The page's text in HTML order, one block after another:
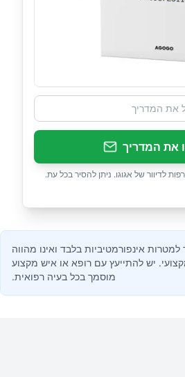
את המדריך
לדיוור של אגוגו. ניתן להסיר בכל עת.
אינפורמטיביות בלבד ואינו מהווה
יש להתייעץ עם רופא או איש מקצוע
מוסמך בכל בעיה רפואית.